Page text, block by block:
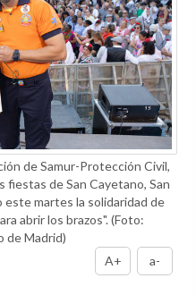
de Samur-Protección Civil,
fiestas de San Cayetano, San
este martes la solidaridad de
abrir los brazos".(Foto:
de Madrid)
A+
a-